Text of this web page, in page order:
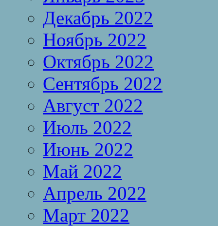
Декабрь 2022
Ноябрь 2022
Октябрь 2022
Сентябрь 2022
Август 2022
Июль 2022
Июнь 2022
Май 2022
Апрель 2022
Март 2022